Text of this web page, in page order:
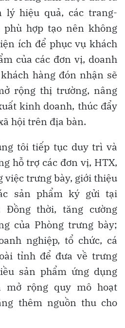
lý hiệu quả, các trang-
hợp tạo nên không
ích để phục vụ khách
của các đơn vị, doanh
hàng đón nhận sẽ
rộng thị trường, nâng
kinh doanh, thúc đẩy
hội trên địa bàn.
tôi tiếp tục duy trì và
hỗ trợ các đơn vị, HTX,
việc trưng bày, giới thiệu
sản phẩm ký gửi tại
Đồng thời, tăng cường
của Phòng trưng bày;
nghiệp, tổ chức, cá
tỉnh để đưa về trưng
sản phẩm ứng dụng
mở rộng quy mô hoạt
thêm nguồn thu cho